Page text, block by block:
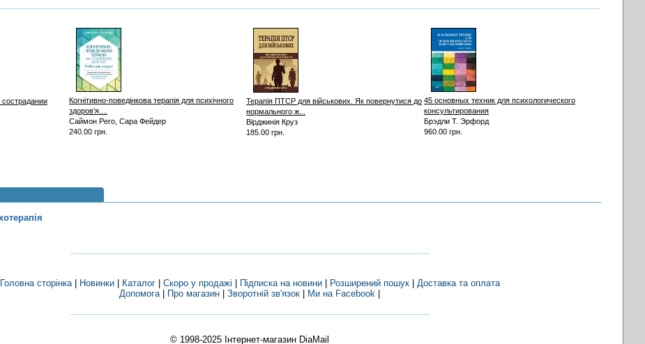
Когнітивно-поведінкова терапія для психічного
здоров'я....
Саймон Рего, Сара Фейдер
240.00 грн.
Терапія ПТСР для військових. Як повернутися до
нормального ж...
Вірджинія Круз
185.00 грн.
45 основных техник для психологического
консультирования
Брэдли Т. Эрфорд
960.00 грн.
Головна сторінка| Новинки| Каталог| Скоро у продажі Підписка на новини Розширений пошук| Доставка та оплата
Допомога| Про магазин Зворотній зв'язок Ми на Facebook
© 1998-2025 Інтернет-магазин DiaMail